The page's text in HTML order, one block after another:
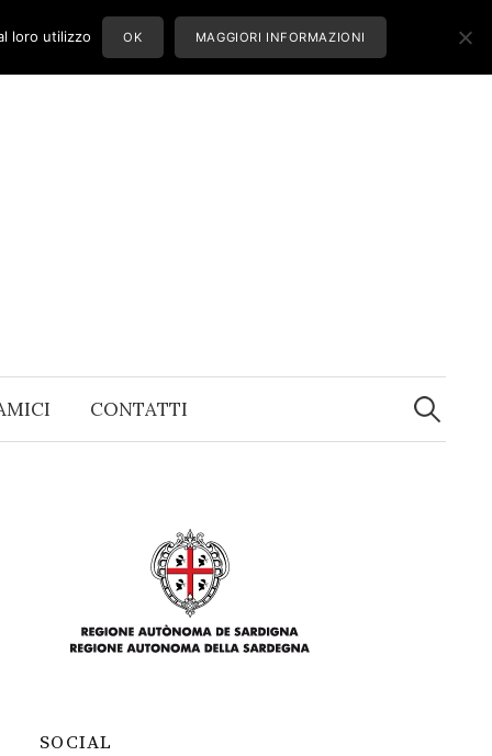
CONTATTI
Ricerca
per:
SOCIAL
loro utilizzo OK MAGGIORI INFORMAZIONI